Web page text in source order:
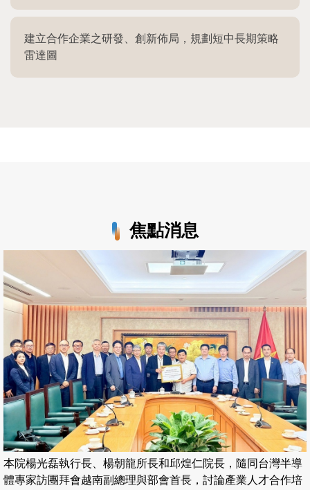
建立合作企業之研發、創新佈局，規劃短中長期策略
雷達圖
焦點消息
本院楊光磊執行長、楊朝龍所長和邱煌仁院長，隨同台灣半導
體專家訪團拜會越南副總理與部會首長，討論產業人才合作培